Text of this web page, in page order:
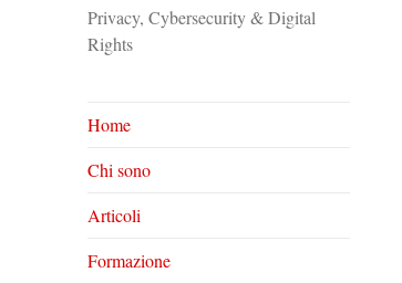
Privacy, Cybersecurity & Digital
Rights
Home
Chi sono
Articoli
Formazione